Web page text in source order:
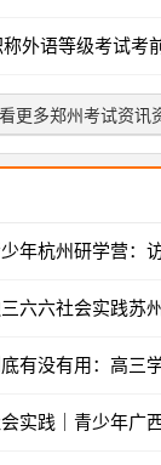
外语等级考试考
更多郑州考试资讯
年杭州研学营：
六六社会实践苏
有没有用：高三
实践｜青少年广